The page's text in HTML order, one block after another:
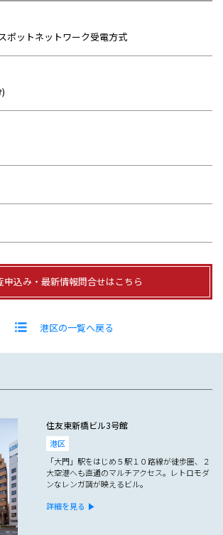
ポットネットワーク受電方式
申込み・最新情報問合せはこちら
港区の一覧へ戻る
住友東新橋ビル3号館
港区
「大門」駅をはじめ５駅１０路線が徒歩圏、２
大空港へも直通のマルチアクセス。レトロモダ
ンなレンガ調が映えるビル。
詳細を見る